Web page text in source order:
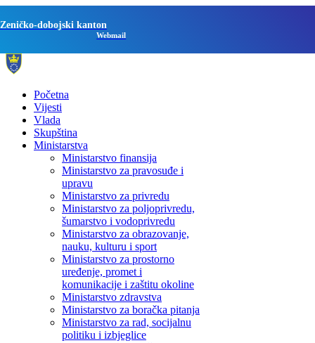
Zeničko-dobojski kanton
Webmail
Početna
Vijesti
Vlada
Skupština
Ministarstva
Ministarstvo finansija
Ministarstvo za pravosuđe i
upravu
Ministarstvo za privredu
Ministarstvo za poljoprivredu,
šumarstvo i vodoprivredu
Ministarstvo za obrazovanje,
nauku, kulturu i sport
Ministarstvo za prostorno
uređenje, promet i
komunikacije i zaštitu okoline
Ministarstvo zdravstva
Ministarstvo za boračka pitanja
Ministarstvo za rad, socijalnu
politiku i izbjeglice